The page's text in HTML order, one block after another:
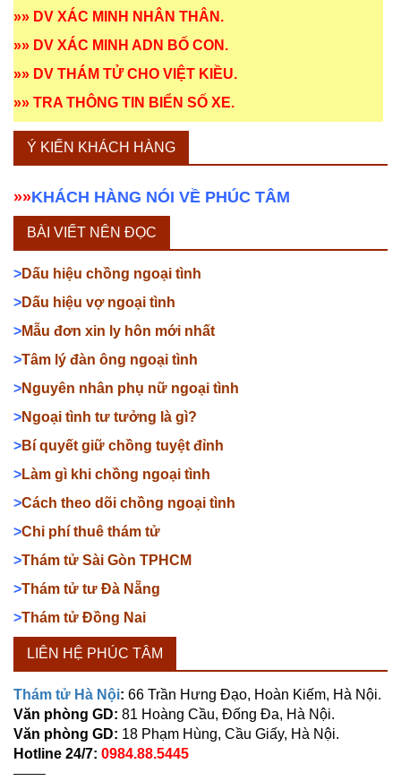
»» DV XÁC MINH NHÂN THÂN .
»» DV XÁC MINH ADN BỐ CON .
»» DV THÁM TỬ CHO VIỆT KIỀU.
»» TRA THÔNG TIN BIỂN SỐ XE.
Ý KIẾN KHÁCH HÀNG
»»KHÁCH HÀNG NÓI VỀ PHÚC TÂM
BÀI VIẾT NÊN ĐỌC
>Dấu hiệu chồng ngoại tình
>Dấu hiệu vợ ngoại tình
>Mẫu đơn xin ly hôn mới nhất
>Tâm lý đàn ông ngoại tình
>Nguyên nhân phụ nữ ngoại tình
>Ngoại tình tư tưởng là gì?
>Bí quyết giữ chồng tuyệt đỉnh
>Làm gì khi chồng ngoại tình
>Cách theo dõi chồng ngoại tình
>Chi phí thuê thám tử
>Thám tử Sài Gòn TPHCM
>Thám tử tư Đà Nẵng
>Thám tử Đồng Nai
LIÊN HỆ PHÚC TÂM
Thám tử Hà Nội: 66 Trần Hưng Đạo, Hoàn Kiếm, Hà Nội.
Văn phòng GD: 81 Hoàng Cầu, Đống Đa, Hà Nội.
Văn phòng GD: 18 Phạm Hùng, Cầu Giấy, Hà Nội.
Hotline 24/7: 0984.88.5445
——–